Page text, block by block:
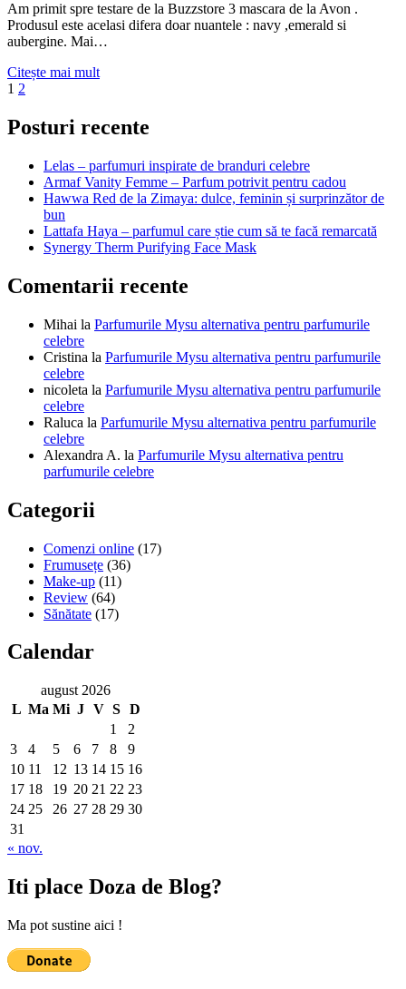
Am primit spre testare de la Buzzstore 3 mascara de la Avon .
Produsul este acelasi difera doar nuantele : navy ,emerald si
aubergine. Mai…
Citește mai multAVON
Paginație
articole
Page
1 Page
2
Posturi recente
Lelas – parfumuri inspirate de branduri celebre
Armaf Vanity Femme – Parfum potrivit pentru cadou
Hawwa Red de la Zimaya: dulce, feminin și surprinzător de
bun
Lattafa Haya – parfumul care știe cum să te facă remarcată
Synergy Therm Purifying Face Mask
Comentarii recente
Mihai la Parfumurile Mysu alternativa pentru parfumurile
celebre
Cristina la Parfumurile Mysu alternativa pentru parfumurile
celebre
nicoleta la Parfumurile Mysu alternativa pentru parfumurile
celebre
Raluca la Parfumurile Mysu alternativa pentru parfumurile
celebre
Alexandra A. la Parfumurile Mysu alternativa pentru
parfumurile celebre
Categorii
Comenzi online (17)
Frumusețe (36)
Make-up (11)
Review (64)
Sănătate (17)
Calendar
august 2026
L Ma Mi J V S D
1
2
3
4 5 6 7 8
9
10 11 12 13 14 15 16
17 18 19 20 21 22 23
24 25 26 27 28 29 30
31
« nov.
Iti place Doza de Blog?
Ma pot sustine aici !